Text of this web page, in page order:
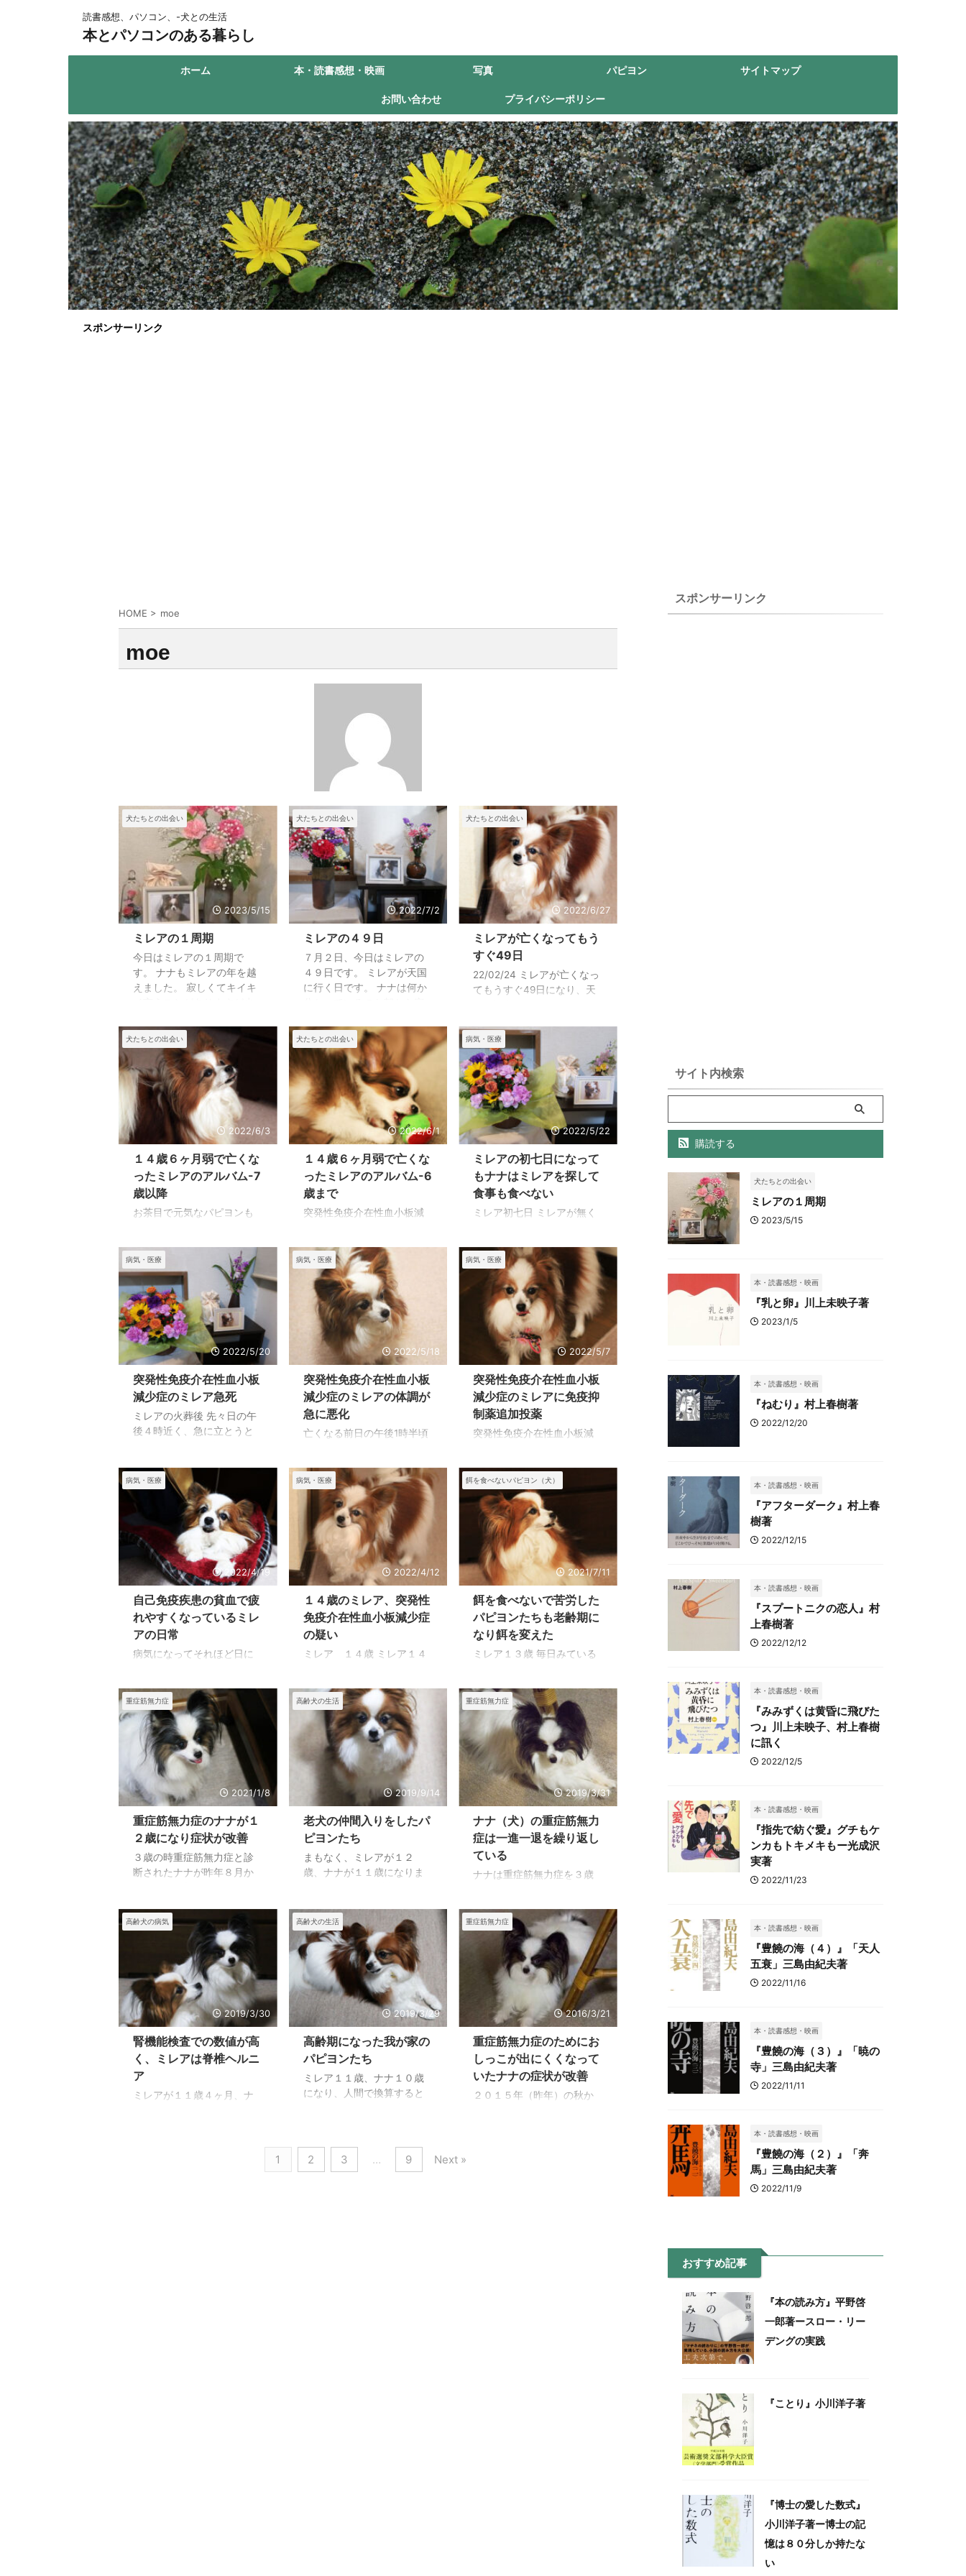
読書感想、パソコン、-犬との生活
本とパソコンのある暮らし
ホーム 本・読書感想・映画 写真 パピヨン サイトマップ
お問い合わせ プライバシーポリシー
スポンサーリンク
HOME > moe
moe
犬たちとの出会い
2023/5/15
ミレアの１周期
今日はミレアの１周期で
す。 ナナもミレアの年を越
えました。 寂しくてキイキ
す。 ミレアは病気だったナ
ナにとても優しくしてくれ
ました。 私たちにたくさん
の思い出を残してくれまし
た。 いなくなってとても寂
しいけど思い出に癒やされ
ています。
犬たちとの出会い
2022/7/2
ミレアの４９日
７月２日、今日はミレアの
４９日です。 ミレアが天国
に行く日です。 ナナは何か
て落ち着きません。 ミレア
の主治医はナナがとても淋
しそうにしているという
と、ナナにはミレアが見え
るのだと言いますが本当で
しょうか。 私たちには聞く
すべがないのでなんとも分
かりません。 ナナは耳が聞
こえなくなったのか、この
頃呼んでも振り向きもしま
せん。 どんなにミレアとの
時間が大切だったのか分か
るような気がします。 ミレ
が出かけて帰ってく ...
犬たちとの出会い
2022/6/27
ミレアが亡くなってもう
すぐ49日
22/02/24 ミレアが亡くなっ
てもうすぐ49日になり、天
中でとっても悲しい出来事
でしたが、思い出も数え切
れないくらい残してくれ、
同じ生きものとして多くの
ことを教わったと思ってい
ます。 いつもわたしにべっ
たりで、叱られながらも全
幅の信頼関係で結ばれてい
たのだろうと思います。 急
変したのは亡くなる前日の
３時頃で、それからあっと
言う間に病状が悪化しまし
たが、その間のミレアの穏
きません。 夜はとりあえず
すこし寝ましたが、夜中に
ミレアがトイ ...
犬たちとの出会い
2022/6/3
１４歳６ヶ月弱で亡くな
ったミレアのアルバム-7
歳以降
お茶目で元気なパピヨンも
せるようになります。 毎日
一緒に暮らしていると見え
なかった動作も写真を整理
していて驚くほどの変化を
感じています。 そしてその
頃からカメラを向けると逃
げるようになってしまった
ために写真の枚数も少なく
なっていきました。 わたし
が庭仕事や出かけていると
き以外は、わたしの近くに
いることが多く、パソコン
や読書をしているときは足
ので、特に冬は犬用のベッ
ドをおいてあげていつも温
もりを感じていました。 後
から来たナナはその場所 ...
犬たちとの出会い
2022/6/1
１４歳６ヶ月弱で亡くな
ったミレアのアルバム-6
歳まで
突発性免疫介在性血小板減
しかりと残っていて思い出
す度に目頭が熱くなりま
す。 沢山の思い出を残して
くれた天使のように優しか
ったミレアが亡くなって、
一番悲しんでいるのはミレ
アの１１ヶ月後に来たナナ
かもしれません。 まもなく
３週間になろうとしていま
すが、ミレアのいない寂し
さから抜け出せないで、あ
んなに楽しみにしていた食
餌も思うように食べてくれ
るとミレアのことを余計思
い出してしまうようです。
大きなカメラを向けたこと
が原因か、ミレアもナナも
写 ...
病気・医療
2022/5/22
ミレアの初七日になって
もナナはミレアを探して
食事も食べない
ミレア初七日 ミレアが無く
ては涙ぐんでいます。 ミレ
アはわたしが一番だったた
めにわたしの腕の中で安心
して旅立てたのだろうと思
うことで自分を慰めていま
したが、最後に苦しんで亡
くなるまでは死ぬような気
配は見せませんでした。 し
かし、ナナには感じられな
いように気をつけていたの
ですが、ナナにとってはミ
レアが一番で、いなくなっ
たことに耐えられないよう
はシャイで甘えん坊でした
が、本当に優しい子でナナ
をかわいがり、わたしのも
とを離れない生活だっ ...
病気・医療
2022/5/20
突発性免疫介在性血小板
減少症のミレア急死
ミレアの火葬後 先々日の午
後４時近く、急に立とうと
20分の永眠とアッという間
の出来事でした。 5週間前、
食餌を食べなかったので、
動物病院に連れて行き検査
の結果、突発性免疫介在性
血小板減少症と分かったの
ですが、こんなに早い死は
わたしには想定外でした。
悪化してから、殆どの時間
をわたしの腕の中で過ご
し、安らかな時間が多かっ
たのですが、一時間に一度
数秒苦しむと言う程度の安
声を出さずになくなってし
まったため、わたしの中に
はすっぽり ...
病気・医療
2022/5/18
突発性免疫介在性血小板
減少症のミレアの体調が
急に悪化
亡くなる前日の午後1時半頃
慾が出ているので、少しは
改善しているのではないか
との期待もむなしく、5週間
目に入った5月14日の午後、
絨毯の上に寝ていたが、わ
たしの隣に寝ようとした途
端倒れてしまいました。 昼
は少しおやつを食べ、わた
しが花の写真を撮ろうとし
て家の中にいたミレアの写
真を写しました。 写真嫌い
写せないのですが、なんと
上の写真ですが、このとき
は次の日になくなるなどと
は思ってもいませんでし
た。 それまで元 ...
病気・医療
2022/5/7
突発性免疫介在性血小板
減少症のミレアに免疫抑
制薬追加投薬
突発性免疫介在性血小板減
たが、血小板の数値が思う
ように上がらず、免疫抑制
薬シクロスポリンを追加投
与されることになりまし
た。 免疫抑制薬はすぐ効果
が上がることはないとのこ
とですが、ステロイドをあ
まり長く続けていると副作
用が怖いので、少しずつ切
り替えることになりまし
た。 ミレアは１４歳を過ぎ
て、高齢犬になっています
が、少しでも元気でいても
の願いです。 免疫抑制薬追
加投薬シクロスポリンの追
加投与により改善を望むの
み 今までは薬による副作用
は ...
病気・医療
2022/4/19
自己免疫疾患の貧血で疲
れやすくなっているミレ
アの日常
病気になってそれほど日に
元気が無くなったと感じま
す。 食事は元々食べる方で
はなかったが、急に食べな
くなり、５日で１００gの体
重減少には驚きました。 二
週間目からプレドニゾロン
の量を増やし、抗生物質の
飲むようになり、食慾が出
てきた １週間はプレドニゾ
ロン５mgを１個と４分の１
だったが２週間目から１個
と４分の３に朝夕抗生物質
も飲むようになり、食慾が
ようには見えるが、血液検
査の結果により薬を替える
ことになるのだろうと思い
ます。 突発性免疫介 ...
病気・医療
2022/4/12
１４歳のミレア、突発性
免疫介在性血小板減少症
の疑い
ミレア １４歳 ミレア１４
歳の重症重症筋無力症にな
り、今でも薬は飲んでいる
が、平均寿命を超えパピヨ
ンたちとの生活を楽しんで
いました。 ナナの病気は別
にして、そのほかでは治療
をしなければならない病気
にもかからず、安泰な老後
の生活になるのだろうと思
っていましたが、ミレアの
り、痛いのではないかと思
い、数日前抜いでもらった
を気にしていたのですが、
その後血も止まり、安心し
た矢先食事を食べなくなっ
てしまいました。 動物病院
に ...
餌を食べないパピヨン（犬）
2021/7/11
餌を食べないで苦労した
パピヨンたちも老齢期に
なり餌を変えた
ミレア１３歳 毎日みている
の頃から餌を食べてくれな
いで苦労したミレアが、食
が進まないようになり気を
つけてみているとる老齢期
まで食べられるドッグフー
ドだったのですが堅いよう
です。 ナナは３歳で重症筋
無力症になり、ステロイド
など処方されるようになっ
て、食餌を待ちきれないほ
どの食欲で、２．７キロの
えてしまいました。 量はミ
気をつけているのですが、
ミレアが残すので時々食べ
られてしまうことが多いの
と、運動量が少ないことな
重症筋無力症
2021/1/8
重症筋無力症のナナが１
２歳になり症状が改善
３歳の時重症筋無力症と診
断されたナナが昨年８月か
飲んでいるものの、ステロ
イド錠剤を止めることが出
来るまでになっています。
以前は座っていたりふせを
していたことが多かったの
ですが、今は時々走るよう
にもなっています。 ミレア
が１３歳、ナナが１２さい
になり老齢犬の仲間入り ミ
レアよりもナナが１１ヶ月
若いので、普通だったらナ
ナ方が元気なのが普通だと
思えるのですが、長いこと
高齢犬の生活
2019/9/14
老犬の仲間入りをしたパ
ピヨンたち
まもなく、ミレアが１２
歳、ナナが１１歳になりま
して、血便になったり、下
痢便になったりした以外に
は大きな病気になったこと
がないのですが、ナナは３
歳の時に重症筋無力症にな
り薬を飲み続けています。
スポンサーリンク 老犬にな
って感じること ミレアはと
っても元気な犬だったが、
見た目以外はやはり老犬な
んだろうと思わされます。
先日、ミレアとナナのレン
トゲンと血液検査をしてき
が映つっているというこ ...
重症筋無力症
2019/3/31
ナナ（犬）の重症筋無力
症は一進一退を繰り返し
ている
ナナは重症筋無力症を３歳
になるほかは元気でよくこ
こまで来てくれたと思って
います。 早い時点で病気が
わかったことで検査を受け
た動物病院からは治るかも
しれないという話をお聞き
し、完全回復もあるのでは
ないかと思うくらい良くな
った時期もあったので期待
したのですが、時々食餌を
食べなくなりつらそうにし
ていることがあり、そんな
ときには「抗コリンエステ
高齢犬の病気
2019/3/30
腎機能検査での数値が高
く、ミレアは脊椎ヘルニ
ア
ミレアが１１歳４ヶ月、ナ
高齢犬の生活
2019/3/29
高齢期になった我が家の
パピヨンたち
ミレア１１歳、ナナ１０歳
になり、人間で換算すると
ていたのですが、どちらも
重症筋無力症
2016/3/21
重症筋無力症のためにお
しっこが出にくくなって
いたナナの症状が改善
２０１５年（昨年）の秋か
1 2 3 … 9 Next »
スポンサーリンク
サイト内検索
購読する
犬たちとの出会い
ミレアの１周期
2023/5/15
本・読書感想・映画
『乳と卵』川上未映子著
2023/1/5
本・読書感想・映画
『ねむり』村上春樹著
2022/12/20
本・読書感想・映画
『アフターダーク』村上春
樹著
2022/12/15
本・読書感想・映画
『スプートニクの恋人』村
上春樹著
2022/12/12
本・読書感想・映画
『みみずくは黄昏に飛びた
つ』川上未映子、村上春樹
に訊く
2022/12/5
本・読書感想・映画
『指先で紡ぐ愛』グチもケ
ンカもトキメキもー光成沢
実著
2022/11/23
本・読書感想・映画
『豊饒の海（４）』「天人
五衰」三島由紀夫著
2022/11/16
本・読書感想・映画
『豊饒の海（３）』「暁の
寺」三島由紀夫著
2022/11/11
本・読書感想・映画
『豊饒の海（２）』「奔
馬」三島由紀夫著
2022/11/9
おすすめ記事
『本の読み方』平野啓
一郎著ースロー・リー
デングの実践
『ことり』小川洋子著
『博士の愛した数式』
小川洋子著ー博士の記
憶は８０分しか持たな
い